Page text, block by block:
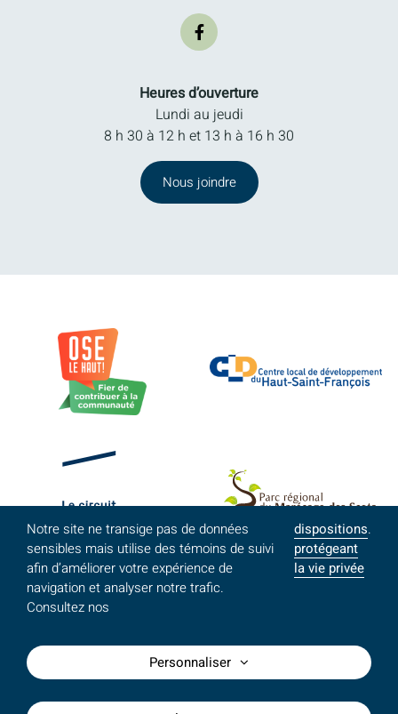
Heures d’ouverture
Lundi au jeudi
8 h 30 à 12 h et 13 h à 16 h 30
Nous joindre
©MRC du Haut-Saint-François - Tous droits réservés /Conception site Web
Notre site ne transige pas de données
sensibles mais utilise des témoins de suivi
afin d’améliorer votre expérience de
navigation et analyser notre trafic.
Consultez nos
dispositions
protégeant
la vie privée
.
Personnaliser